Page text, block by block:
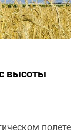
высоты
полете